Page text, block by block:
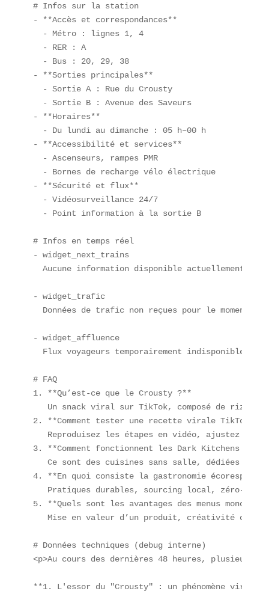
# Infos sur la station
- **Accès et correspondances**
  - Métro : lignes 1, 4
  - RER : A
  - Bus : 20, 29, 38
- **Sorties principales**
  - Sortie A : Rue du Crousty
  - Sortie B : Avenue des Saveurs
- **Horaires**
  - Du lundi au dimanche : 05 h–00 h
- **Accessibilité et services**
  - Ascenseurs, rampes PMR
  - Bornes de recharge vélo électrique
- **Sécurité et flux**
  - Vidéosurveillance 24/7
  - Point information à la sortie B
# Infos en temps réel
- widget_next_trains
  Aucune information disponible actuellement.
- widget_trafic
  Données de trafic non reçues pour le moment.
- widget_affluence
  Flux voyageurs temporairement indisponible.
# FAQ
1. **Qu’est-ce que le Crousty ?**
Un snack viral sur TikTok, composé de riz,
2. **Comment tester une recette virale TikTok
Reproduisez les étapes en vidéo, ajustez
3. **Comment fonctionnent les Dark Kitchens ?**
Ce sont des cuisines sans salle, dédiées
4. **En quoi consiste la gastronomie
Pratiques durables, sourcing local, zéro-
5. **Quels sont les avantages des menus mono-
Mise en valeur d’un produit, créativité
# Données techniques (debug interne)
<p>Au cours des dernières 48 heures, plusieurs
**1. L'essor du "Crousty" : un phénomène viral**